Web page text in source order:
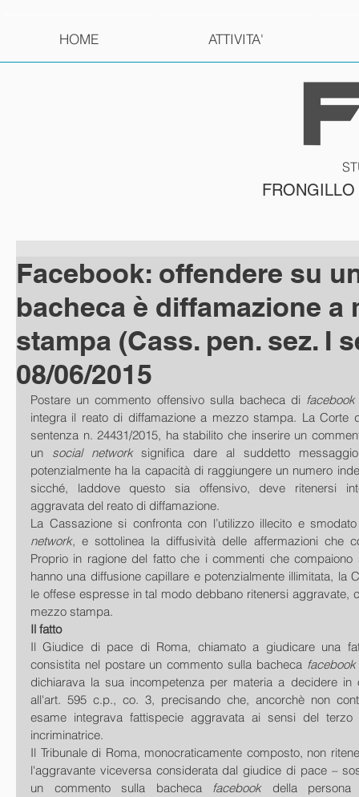
HOME ATTIVITA'
Facebook: offendere su
bacheca è diffamazione a
stampa (Cass. pen. sez. I
08/06/2015
Postare un commento offensivo sulla bacheca di
integra il reato di diffamazione a mezzo stampa. La Corte
sentenza n. 24431/2015, ha stabilito che inserire un
un social network significa dare al suddetto
potenzialmente ha la capacità di raggiungere un numero
sicché, laddove questo sia offensivo, deve ritenersi
aggravata del reato di diffamazione.
La Cassazione si confronta con l’utilizzo illecito e
network, e sottolinea la diffusività delle affermazioni che
Proprio in ragione del fatto che i commenti che
hanno una diffusione capillare e potenzialmente illimitata, la
le offese espresse in tal modo debbano ritenersi aggravate,
mezzo stampa.
Il fatto
Il Giudice di pace di Roma, chiamato a giudicare una
consistita nel postare un commento sulla bacheca facebook
dichiarava la sua incompetenza per materia a decidere
all'art. 595 c.p., co. 3, precisando che, ancorchè non
esame integrava fattispecie aggravata ai sensi del
incriminatrice.
Il Tribunale di Roma, monocraticamente composto, non
l'aggravante viceversa considerata dal giudice di pace –
un commento sulla bacheca facebook della persona